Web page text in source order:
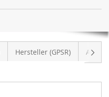
Hersteller (GPSR)